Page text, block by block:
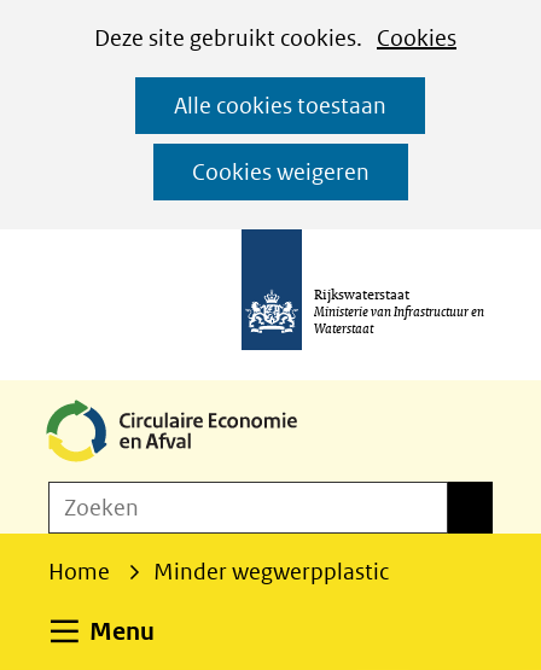
CookiesDeze site gebruikt cookies. Cookies
worden
toegestaan
geweigerd.
Alle cookies toestaan
Cookies weigeren
Ga
naar
de
inhoud
Rijkswaterstaat
Ministerie van Infrastructuur en
Waterstaat
o
Zoeken
Home Minder wegwerpplastic
Menu